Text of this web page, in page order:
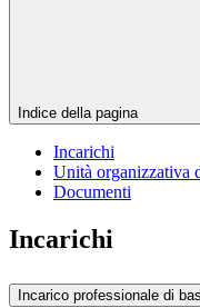
Indice della pagina
Incarichi
Unità organizzativa
Documenti
Incarichi
Incarico professionale di